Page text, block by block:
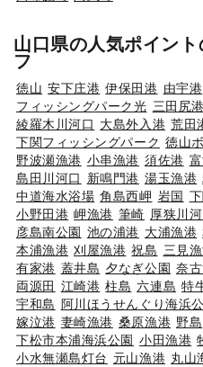
山口県の人気ポイン
フ
徳山 安下庄港 伊保田港 由宇港
フィッシングパーク光 三田尻港
綾羅木川河口 大島外入港 荒田
下関フィッシングパーク 徳山
野波瀬漁港 小串漁港 須佐港
島田川河口
新鳴門港 湯玉漁港
中道海水浴場 角島西岬 岩国
小野田港 岬漁港 筆崎 厚狭川河
彦島南公園 池の浦港 大浦漁港
本浦漁港 刈屋漁港 祝島 三見
有家港 蓋井島 夕なぎ公園 奈
両源田 江崎港 柱島 六連島 特
宇和島 阿川ほうせんぐり海浜
嫁泣港 妻崎漁港 桑原漁港 野島
下松市本浦海浜公園 小田漁港
小水無瀬島灯台 元山漁港 丸山